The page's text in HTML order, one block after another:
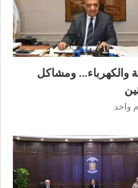
والكهرباء… ومشاكل
واحد